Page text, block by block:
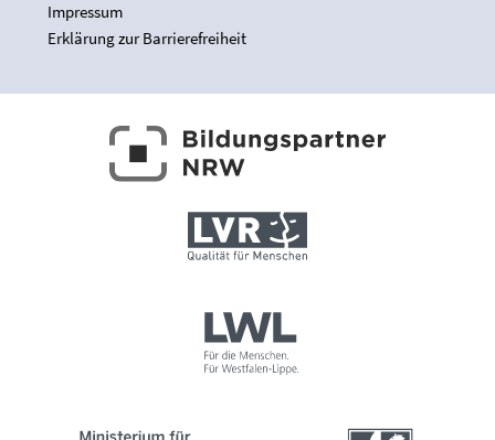
Impressum
Erklärung zur Barrierefreiheit